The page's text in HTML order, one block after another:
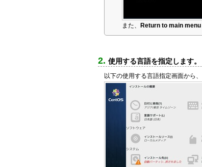
また、 Return to main menu
使用する言語を指定します。
以下の使用する言語指定画面から、